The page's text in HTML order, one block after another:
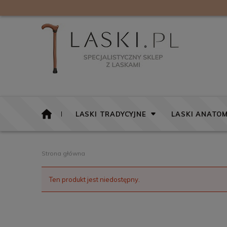
LASKI TRADYCYJNE LASKI
Strona główna
Ten produkt jest niedostępny.